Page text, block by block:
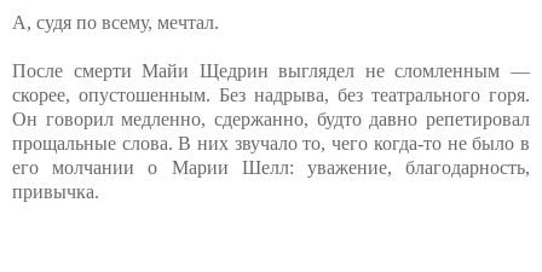
А, судя по всему, мечтал.
После смерти Майи Щедрин выглядел не сломленным —
скорее, опустошенным. Без надрыва, без театрального горя.
Он говорил медленно, сдержанно, будто давно репетировал
прощальные слова. В них звучало то, чего когда-то не было в
его молчании о Марии Шелл: уважение, благодарность,
привычка.